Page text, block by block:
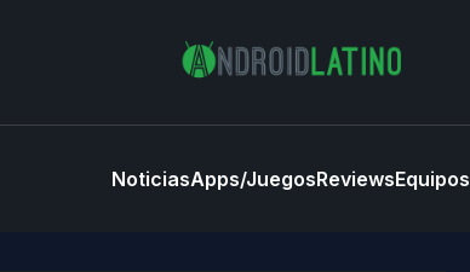
NoticiasApps/JuegosReviewsEquipos